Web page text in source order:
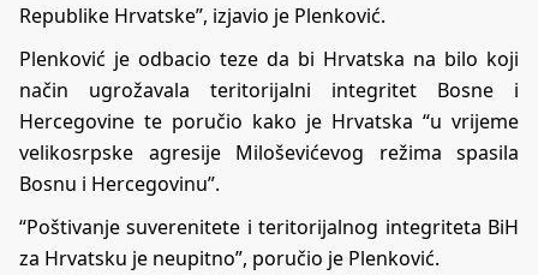
Republike Hrvatske”, izjavio je Plenković.
Plenković je odbacio teze da bi Hrvatska na bilo koji
način ugrožavala teritorijalni integritet Bosne i
Hercegovine te poručio kako je Hrvatska “u vrijeme
velikosrpske agresije Miloševićevog režima spasila
Bosnu i Hercegovinu”.
“Poštivanje suverenitete i teritorijalnog integriteta BiH
za Hrvatsku je neupitno”, poručio je Plenković.